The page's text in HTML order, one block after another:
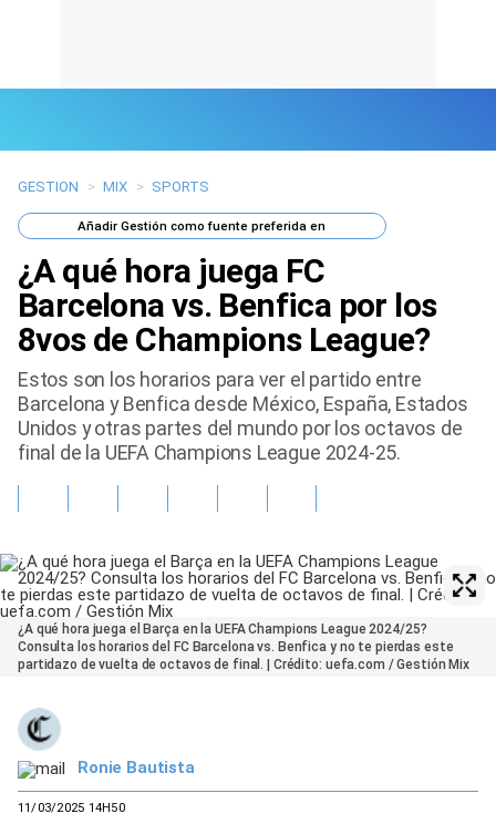
Últimas Noticias
Mi Bolsillo
Respuestas
Gente
Vida Laboral
Tendencias Mix
GESTION > MIX > SPORTS
AñadirGestión como fuente preferida en
¿A qué hora juega FC
Barcelona vs. Benfica por los
8vos de Champions League?
Estos son los horarios para ver el partido entre
Barcelona y Benfica desde México, España, Estados
Unidos y otras partes del mundo por los octavos de
final de la UEFA Champions League 2024-25.
¿A qué hora juega el Barça en la UEFA Champions League 2024/25?
Consulta los horarios del FC Barcelona vs. Benfica y no te pierdas este
partidazo de vuelta de octavos de final. | Crédito: uefa.com / Gestión Mix
Ronie Bautista
11/03/2025 14H50